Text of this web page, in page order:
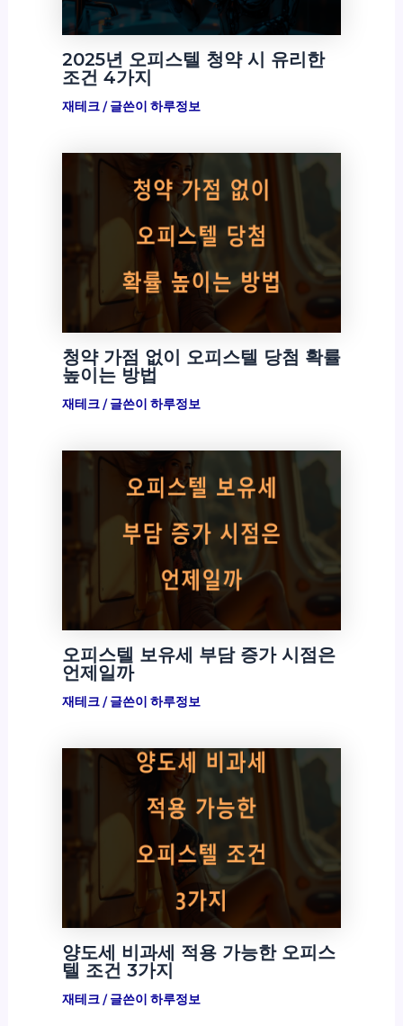
2025년 오피스텔 청약 시 유리한
조건 4가지
재테크/ 글쓴이 하루정보
청약 가점 없이 오피스텔 당첨 확률
높이는 방법
재테크/ 글쓴이 하루정보
오피스텔 보유세 부담 증가 시점은
언제일까
재테크/ 글쓴이 하루정보
양도세 비과세 적용 가능한 오피스
텔 조건 3가지
재테크/ 글쓴이 하루정보